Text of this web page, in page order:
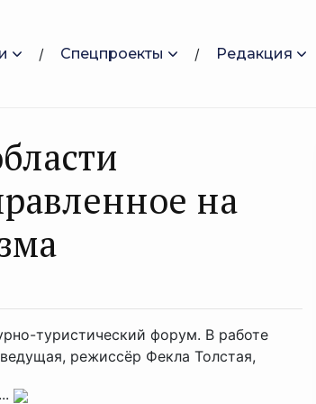
Спецпроекты Редакция
на
туристический форум. В работе
режиссёр Фекла Толстая,